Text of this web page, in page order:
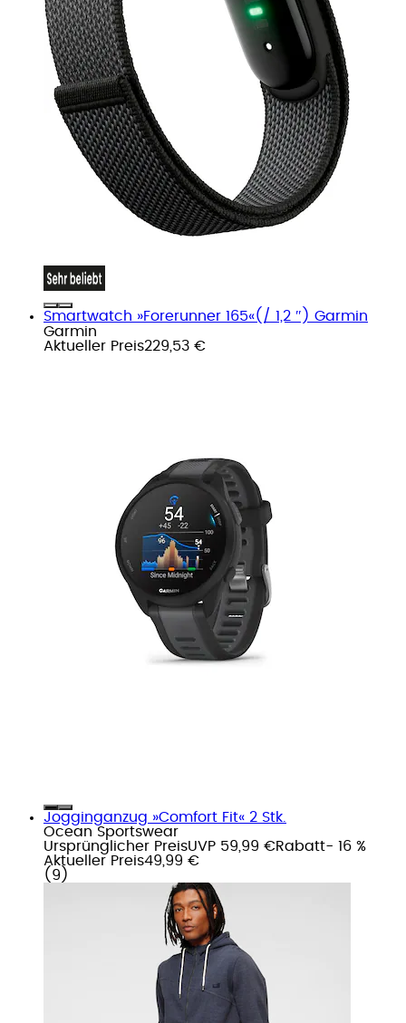
Smartwatch »Forerunner 165«(/ 1,2 ″) Garmin
Garmin
Aktueller Preis229,53 €
Jogginganzug »Comfort Fit« 2 Stk.
Ocean Sportswear
Ursprünglicher PreisUVP 59,99 €Rabatt- 16 %
Aktueller Preis49,99 €
( 9 )